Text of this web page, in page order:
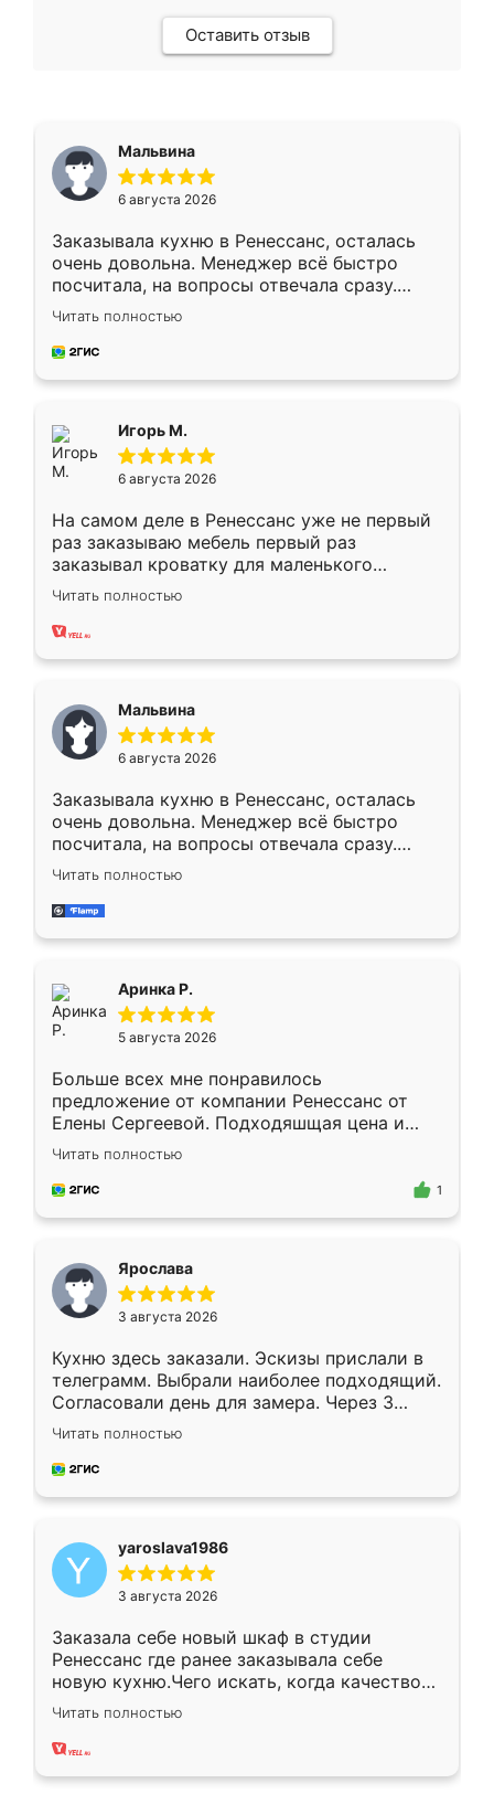
Оставить отзыв
Мальвина
6 августа 2026
Заказывала кухню в Ренессанс, осталась
очень довольна. Менеджер всё быстро
посчитала, на вопросы отвечала сразу.
Замерщик приехал в субботу, подошёл к
делу со всей ответственностью. Собрали
за день, ребята работали аккуратно, даже
Читать полностью
Игорь М.
6 августа 2026
На самом деле в Ренессанс уже не первый
раз заказываю мебель первый раз
заказывал кроватку для маленького
ребёнка при его рождении ,во второй раз
заказал шкаф-купе. По качеству очень
хорошее сборка достаточно быстрая,
меньше, здесь же он более разнообразный.
Мне нравится ,если что-то потребуется из
мебели буду заказывать только здесь.
Читать полностью
Мальвина
6 августа 2026
Заказывала кухню в Ренессанс, осталась
очень довольна. Менеджер всё быстро
посчитала, на вопросы отвечала сразу.
Замерщик приехал в субботу, подошёл к
делу со всей ответственностью. Собрали
за день, ребята работали аккуратно, даже
Читать полностью
Аринка Р.
5 августа 2026
Больше всех мне понравилось
предложение от компании Ренессанс от
Елены Сергеевой. Подходяшщая цена и
короткие сроки изготовления. Приехавший
для замера сотрудник Владислав
предложил по моему эскизу самый
Читать полностью
1
Ярослава
3 августа 2026
Кухню здесь заказали. Эскизы прислали в
телеграмм. Выбрали наиболее подходящий.
Согласовали день для замера. Через 3
недели кухня была уже готова. Остались
довольны работой. Спасибо Ренессанс
мебель за качественную работу!
Читать полностью
yaroslava1986
3 августа 2026
Заказала себе новый шкаф в студии
Ренессанс где ранее заказывала себе
новую кухню.Чего искать, когда качеством
вполне довольна. Служит кухня уже почти
два года, нареканий нет.
Читать полностью